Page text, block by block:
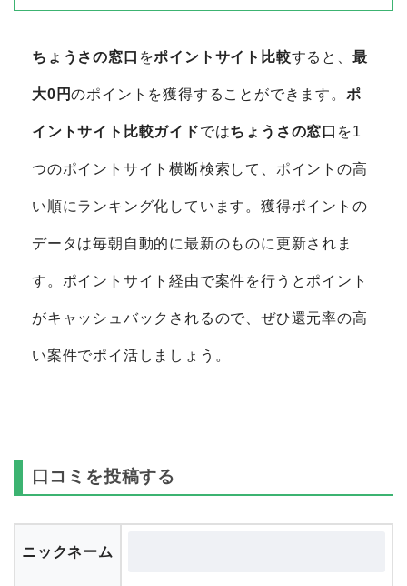
ちょうさの窓口 をポイントサイト比較すると、 最
大0円のポイントを獲得することができます。 ポ
イントサイト比較ガイドではちょうさの窓口 を1
つのポイントサイト横断検索して、ポイントの高
い順にランキング化しています。獲得ポイントの
データは毎朝自動的に最新のものに更新されま
す。ポイントサイト経由で案件を行うとポイント
がキャッシュバックされるので、ぜひ還元率の高
い案件でポイ活しましょう。
口コミを投稿する
ニックネーム